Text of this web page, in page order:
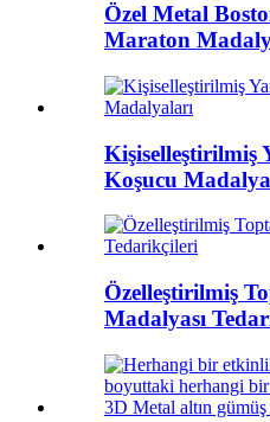
Özel Metal
Maraton
Kişiselleştirilmiş
Koşucu
Özelleştirilmiş
Madalyası